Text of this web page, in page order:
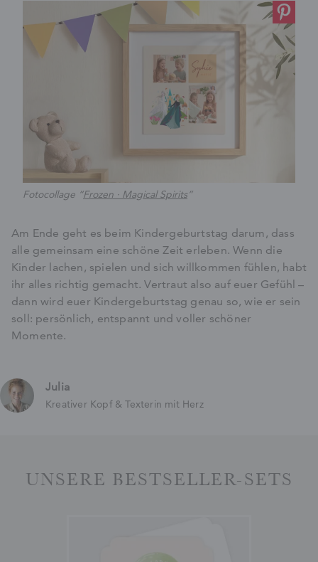
Fotocollage “Frozen · Magical Spirits”
Am Ende geht es beim Kindergeburtstag darum, dass
alle gemeinsam eine schöne Zeit erleben. Wenn die
Kinder lachen, spielen und sich willkommen fühlen, habt
ihr alles richtig gemacht. Vertraut also auf euer Gefühl –
dann wird euer Kindergeburtstag genau so, wie er sein
soll: persönlich, entspannt und voller schöner
Momente.
Julia
Kreativer Kopf & Texterin mit Herz
UNSERE BESTSELLER-SETS